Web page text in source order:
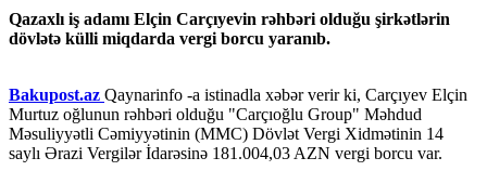
Qazaxlı iş adamı Elçin Carçıyevin rəhbəri olduğu şirkətlərin
dövlətə külli miqdarda vergi borcu yaranıb.
Bakupost.az Qaynarinfo -a istinadla xəbər verir ki, Carçıyev Elçin
Murtuz oğlunun rəhbəri olduğu "Carçıoğlu Group" Məhdud
Məsuliyyətli Cəmiyyətinin (MMC) Dövlət Vergi Xidmətinin 14
saylı Ərazi Vergilər İdarəsinə 181.004,03 AZN vergi borcu var.